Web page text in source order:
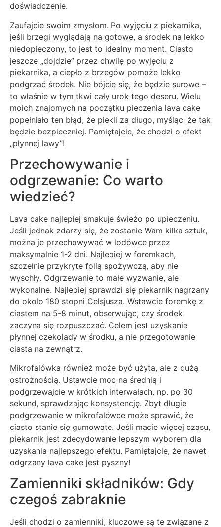
doświadczenie.
Zaufajcie swoim zmysłom. Po wyjęciu z piekarnika,
jeśli brzegi wyglądają na gotowe, a środek na lekko
niedopieczony, to jest to idealny moment. Ciasto
jeszcze „dojdzie” przez chwilę po wyjęciu z
piekarnika, a ciepło z brzegów pomoże lekko
podgrzać środek. Nie bójcie się, że będzie surowe –
to właśnie w tym tkwi cały urok tego deseru. Wielu
moich znajomych na początku pieczenia lava cake
popełniało ten błąd, że piekli za długo, myśląc, że tak
będzie bezpieczniej. Pamiętajcie, że chodzi o efekt
„płynnej lawy”!
Przechowywanie i
odgrzewanie: Co warto
wiedzieć?
Lava cake najlepiej smakuje świeżo po upieczeniu.
Jeśli jednak zdarzy się, że zostanie Wam kilka sztuk,
można je przechowywać w lodówce przez
maksymalnie 1-2 dni. Najlepiej w foremkach,
szczelnie przykryte folią spożywczą, aby nie
wyschły. Odgrzewanie to małe wyzwanie, ale
wykonalne. Najlepiej sprawdzi się piekarnik nagrzany
do około 180 stopni Celsjusza. Wstawcie foremkę z
ciastem na 5-8 minut, obserwując, czy środek
zaczyna się rozpuszczać. Celem jest uzyskanie
płynnej czekolady w środku, a nie przegotowanie
ciasta na zewnątrz.
Mikrofalówka również może być użyta, ale z dużą
ostrożnością. Ustawcie moc na średnią i
podgrzewajcie w krótkich interwałach, np. po 30
sekund, sprawdzając konsystencję. Zbyt długie
podgrzewanie w mikrofalówce może sprawić, że
ciasto stanie się gumowate. Jeśli macie więcej czasu,
piekarnik jest zdecydowanie lepszym wyborem dla
uzyskania najlepszego efektu. Pamiętajcie, że nawet
odgrzany lava cake jest pyszny!
Zamienniki składników: Gdy
czegoś zabraknie
Jeśli chodzi o zamienniki, kluczowe są te związane z